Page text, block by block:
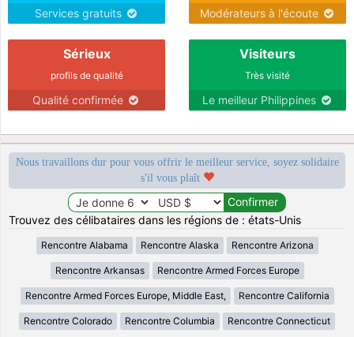
Services gratuits Modérateurs à l'écoute
Sérieux
profils de qualité
Qualité confirmée
Visiteurs
Très visité
Le meilleur Philippines
Nous travaillons dur pour vous offrir le meilleur service, soyez solidaire
s'il vous plaît
Trouvez des célibataires dans les régions de : états-Unis
Rencontre Alabama Rencontre Alaska Rencontre Arizona
Rencontre Arkansas Rencontre Armed Forces Europe
Rencontre Armed Forces Europe, Middle East, Rencontre California
Rencontre Colorado Rencontre Columbia Rencontre Connecticut